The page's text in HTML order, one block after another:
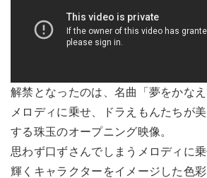
解禁となったのは、名曲「夢をかな
メロディに乗せ、ドラえもんたちが
する珠玉のオープニング映像。
思わず口ずさんでしまうメロディに
輝くキャラクターをイメージした色